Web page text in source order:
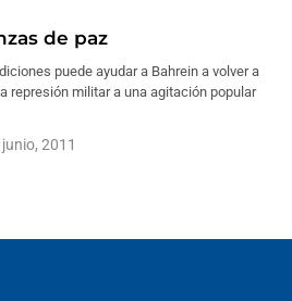
de paz
puede ayudar a Bahrein a volver a
represión militar a una agitación popular
2011